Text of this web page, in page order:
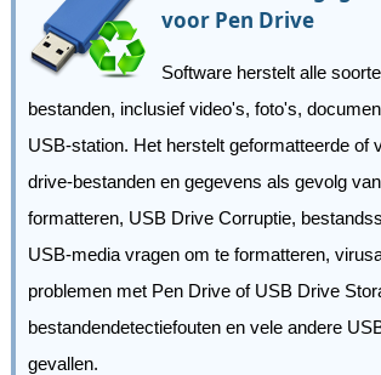
voor Pen Drive
Software herstelt alle
bestanden, inclusief video's, foto's,
USB-station. Het herstelt geformatteerde of
drive-bestanden en gegevens als gevolg
formatteren, USB Drive Corruptie,
USB-media vragen om te formatteren,
problemen met Pen Drive of USB Drive
bestandendetectiefouten en vele andere
gevallen.